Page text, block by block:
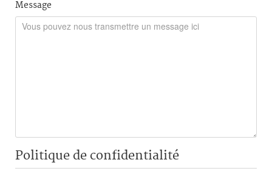
Message
Politique de confidentialité